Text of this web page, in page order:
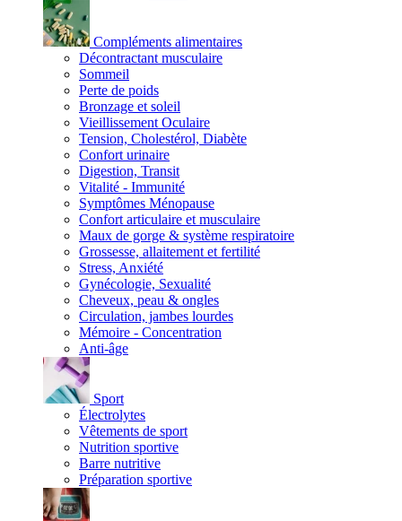
Compléments alimentaires
Décontractant musculaire
Sommeil
Perte de poids
Bronzage et soleil
Vieillissement Oculaire
Tension, Cholestérol, Diabète
Confort urinaire
Digestion, Transit
Vitalité - Immunité
Symptômes Ménopause
Confort articulaire et musculaire
Maux de gorge & système respiratoire
Grossesse, allaitement et fertilité
Stress, Anxiété
Gynécologie, Sexualité
Cheveux, peau & ongles
Circulation, jambes lourdes
Mémoire - Concentration
Anti-âge
Sport
Électrolytes
Vêtements de sport
Nutrition sportive
Barre nutritive
Préparation sportive